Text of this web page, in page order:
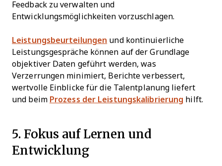
Feedback zu verwalten und
Entwicklungsmöglichkeiten vorzuschlagen.
Leistungsbeurteilungen und kontinuierliche
Leistungsgespräche können auf der Grundlage
objektiver Daten geführt werden, was
Verzerrungen minimiert, Berichte verbessert,
wertvolle Einblicke für die Talentplanung liefert
und beim Prozess der Leistungskalibrierung hilft.
5. Fokus auf Lernen und
Entwicklung